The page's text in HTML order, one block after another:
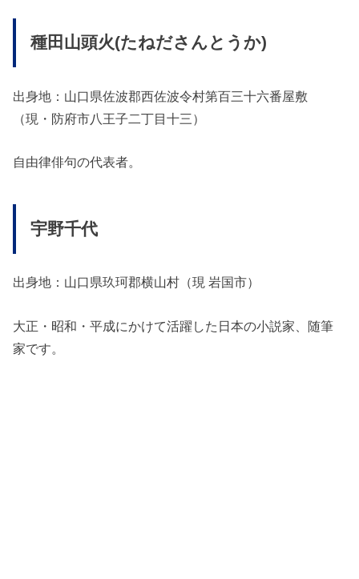
種田山頭火(たねださんとうか)
出身地：山口県佐波郡西佐波令村第百三十六番屋敷
（現・防府市八王子二丁目十三）
自由律俳句の代表者。
宇野千代
出身地：山口県玖珂郡横山村（現 岩国市）
大正・昭和・平成にかけて活躍した日本の小説家、随筆
家です。